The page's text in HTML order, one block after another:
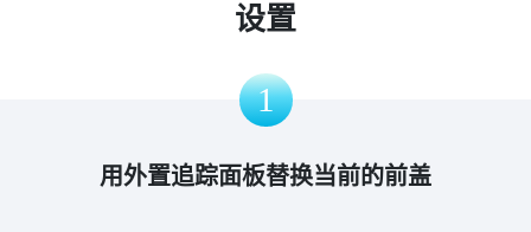
设置
1
用外置追踪面板替换当前的前盖